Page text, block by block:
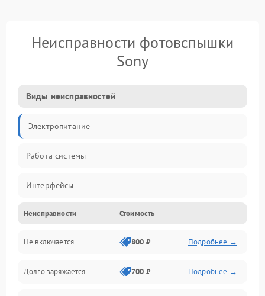
Неисправности фотовспышки
Sony
Виды неисправностей
Электропитание
Работа системы
Интерфейсы
Электронные компоненты
Корпус/Герметичность
Неисправности Стоимость
Не включается 800 ₽ Подробнее →
Долго заряжается 700 ₽ Подробнее →